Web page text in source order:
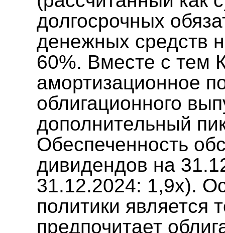
долгосрочных
денежных средств
60%. Вместе с тем
амортизационное
облигационного
дополнительный
Обеспеченность
дивидендов на
31.12.2024: 1,9x).
политики является
предпочитает